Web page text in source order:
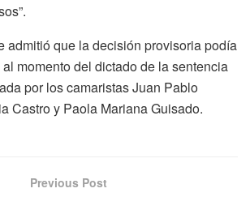
admitió que la decisión provisoria podía
momento del dictado de la sentencia
por los camaristas Juan Pablo
Castro y Paola Mariana Guisado.
Previous Post